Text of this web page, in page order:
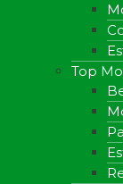
Top